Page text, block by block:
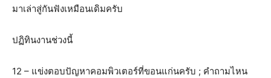
มาเล่าสู่กันฟังเหมือนเดิมครับ
ปฏิทินงานช่วงนี้
12 – แข่งตอบปัญหาคอมพิวเตอร์ที่ขอนแก่นครับ ; คำถามไหน